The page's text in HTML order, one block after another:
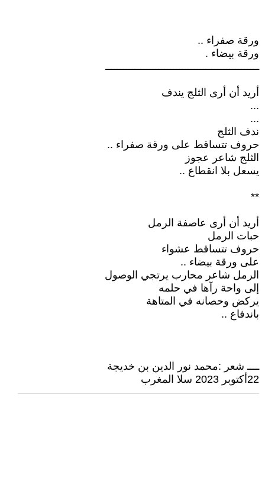
ورقة صفراء ..
ورقة بيضاء .
ــــــــــــــــــــــــــــــــــــــــــــــــــــ
أريد أن أرى الثلج يندف
...
...
ندف الثلج
حروف تتساقط على ورقة صفراء ..
الثلج شاعر عجوز
يسعل بلا انقطاع ..
**
أريد أن أرى عاصفة الرمل
حبات الرمل
حروف تتساقط عشواء
على ورقة بيضاء ..
الرمل شاعر محارب يرتجي الوصول
إلى واحة رآها في حلمه
يركض وحصانه في المتاهة
باندفاع ..
ــــ شعر :محمد نور الدين بن خديجة
22أكتوبر 2023 سلا المغرب